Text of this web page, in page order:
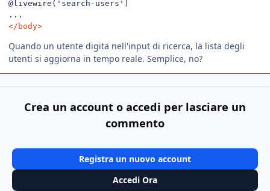
@livewire('search-users')
</body>
Quando un utente digita nell'input di ricerca, la lista degli
utenti si aggiorna in tempo reale. Semplice, no?
Crea un account o accedi per lasciare un
commento
Registra un nuovo account
Accedi Ora